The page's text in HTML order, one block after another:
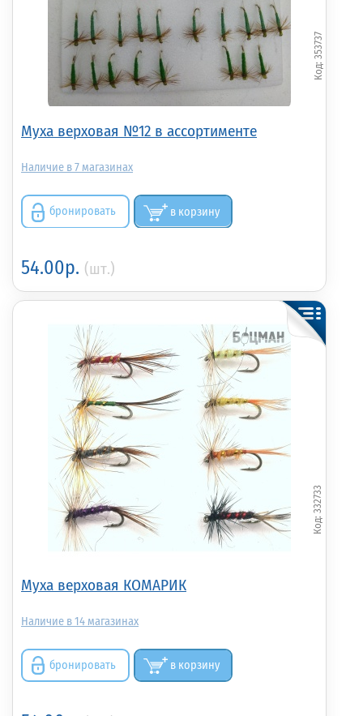
Муха верховая №12 в ассортименте
353737
7
бронировать в корзину
54.00р. (шт.)
Муха верховая КОМАРИК
332733
14
бронировать в корзину